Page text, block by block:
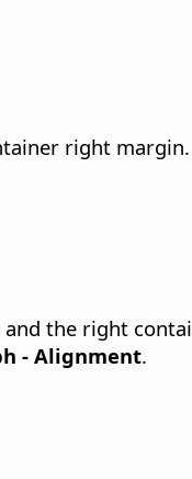
right margin.
the right
- Alignment.